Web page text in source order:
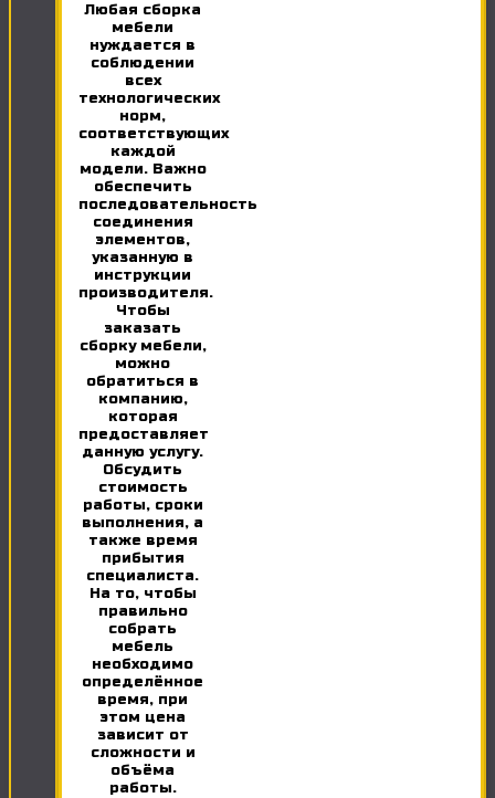
Любая сборка
мебели
нуждается в
соблюдении
всех
технологических
норм,
соответствующих
каждой
модели. Важно
обеспечить
последовательность
соединения
элементов,
указанную в
инструкции
производителя.
Чтобы
заказать
сборку мебели,
можно
обратиться в
компанию,
которая
предоставляет
данную услугу.
Обсудить
стоимость
работы, сроки
выполнения, а
также время
прибытия
специалиста.
На то, чтобы
правильно
собрать
мебель
необходимо
определённое
время, при
этом цена
зависит от
сложности и
объёма
работы.